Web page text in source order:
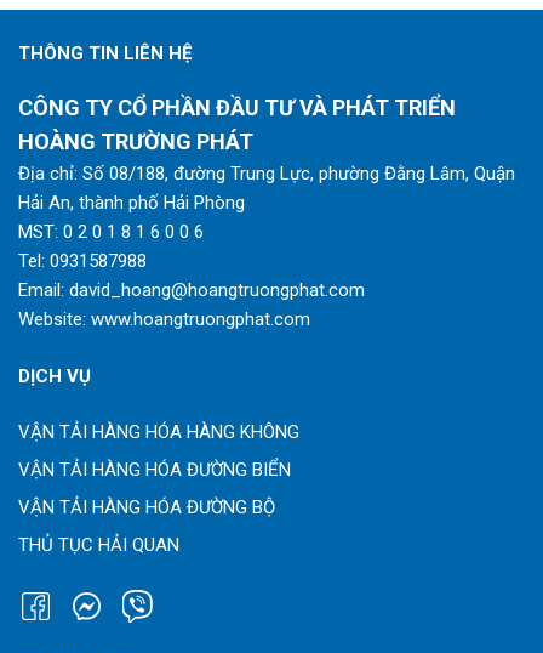
THÔNG TIN LIÊN HỆ
CÔNG TY CỔ PHẦN ĐẦU TƯ VÀ PHÁT TRIỂN
HOÀNG TRƯỜNG PHÁT
Địa chỉ: Số 08/188, đường Trung Lực, phường Đằng Lâm, Quận
Hải An, thành phố Hải Phòng
MST: 0 2 0 1 8 1 6 0 0 6
Tel: 0931587988
Email: david_hoang@hoangtruongphat.com
Website: www.hoangtruongphat.com
DỊCH VỤ
VẬN TẢI HÀNG HÓA HÀNG KHÔNG
VẬN TẢI HÀNG HÓA ĐƯỜNG BIỂN
VẬN TẢI HÀNG HÓA ĐƯỜNG BỘ
THỦ TỤC HẢI QUAN